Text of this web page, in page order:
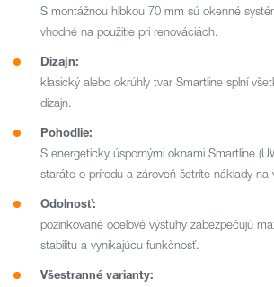
S montážnou hĺbkou 70 mm sú okenné
vhodné na použitie pri renováciách.
Dizajn:
klasický alebo okrúhly tvar Smartline splní
dizajn.
Pohodlie:
S energeticky úspornými oknami Smartline
staráte o prírodu a zároveň šetríte náklady na
Odolnosť:
pozinkované oceľové výstuhy zabezpečujú
stabilitu a vynikajúcu funkčnosť.
Všestranné varianty: